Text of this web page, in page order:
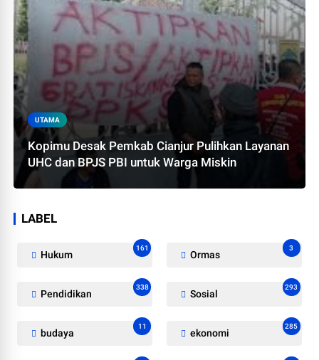
UTAMA
Kopimu Desak Pemkab Cianjur Pulihkan Layanan
UHC dan BPJS PBI untuk Warga Miskin
LABEL
Hukum
161
Ormas
3
Pendidikan
338
Sosial
293
budaya
11
ekonomi
285